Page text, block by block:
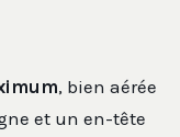
, bien aérée
et un en-tête